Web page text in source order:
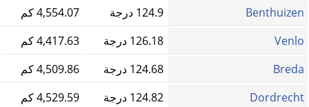
Benthuizen
124.9 درجة
4,554.07 كم
Venlo
126.18 درجة
4,417.63 كم
Breda
124.68 درجة
4,509.86 كم
Dordrecht
124.82 درجة
4,529.59 كم